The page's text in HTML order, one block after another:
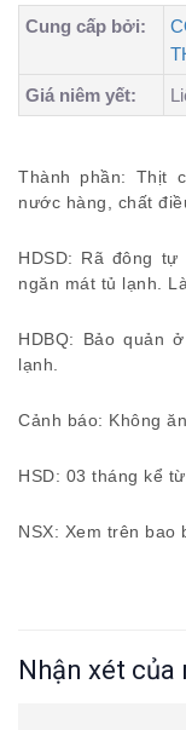
Cung cấp bởi:
Giá niêm yết:
Thành phần: Thịt
nước hàng, chất
HDSD: Rã đông
ngăn mát tủ lạnh.
HDBQ: Bảo quản
lạnh.
Cảnh báo: Không
HSD: 03 tháng kể
NSX: Xem trên bao
Nhận xét